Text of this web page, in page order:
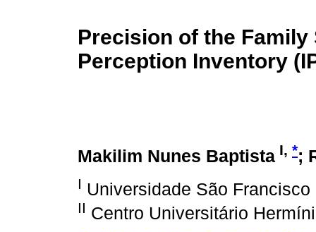
Precision of the Family
Perception Inventory
Makilim Nunes Baptista I, *;
I Universidade São Francisco
II Centro Universitário